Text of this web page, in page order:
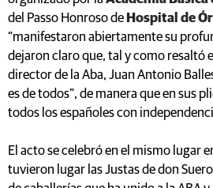
del Passo Honroso de Hospital de
“manifestaron abiertamente su
dejaron claro que, tal y como resaltó
director de la Aba, Juan Antonio
es de todos”, de manera que en sus
todos los españoles con
El acto se celebró en el mismo lugar
tuvieron lugar las Justas de don